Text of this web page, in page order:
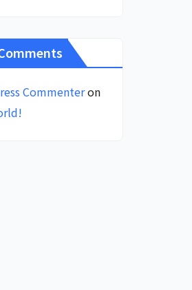
Commenteron